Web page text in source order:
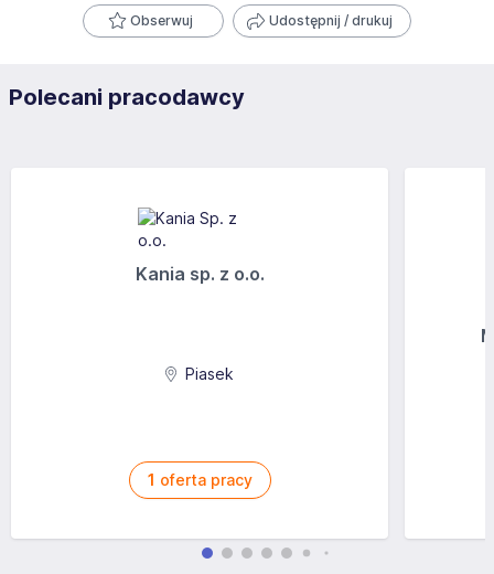
Obserwuj Udostępnij / drukuj
Polecani pracodawcy
Kania sp. z o.o.
Piasek
1 oferta pracy